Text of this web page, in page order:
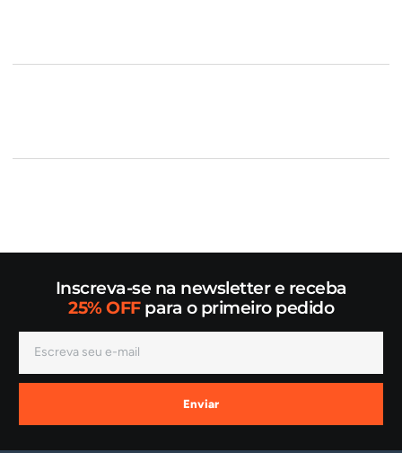
Inscreva-se na newsletter e receba
25% OFFpara o primeiro pedido
Enviar